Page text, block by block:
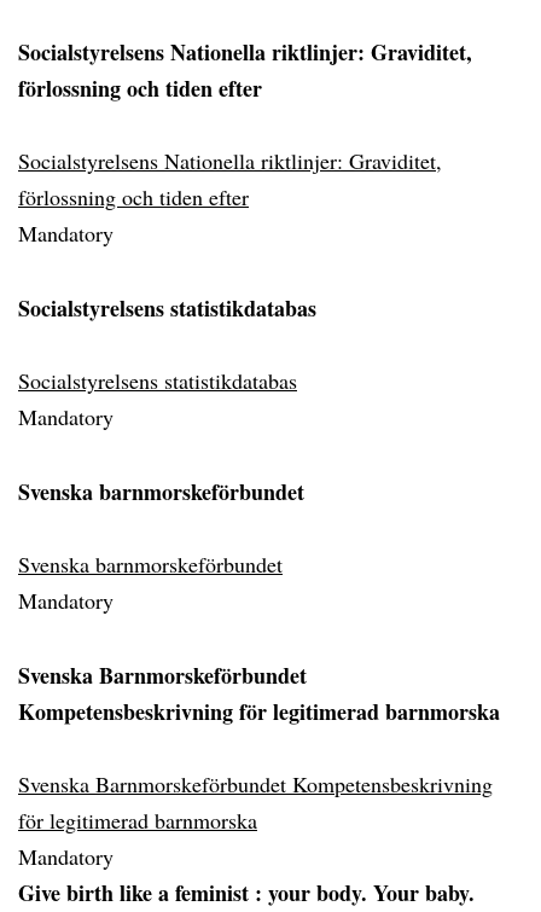
Socialstyrelsens Nationella riktlinjer: Graviditet,
förlossning och tiden efter
Socialstyrelsens Nationella riktlinjer: Graviditet,
förlossning och tiden efter
Mandatory
Socialstyrelsens statistikdatabas
Socialstyrelsens statistikdatabas
Mandatory
Svenska barnmorskeförbundet
Svenska barnmorskeförbundet
Mandatory
Svenska Barnmorskeförbundet
Kompetensbeskrivning för legitimerad barnmorska
Svenska Barnmorskeförbundet Kompetensbeskrivning
för legitimerad barnmorska
Mandatory
Give birth like a feminist : your body. Your baby.